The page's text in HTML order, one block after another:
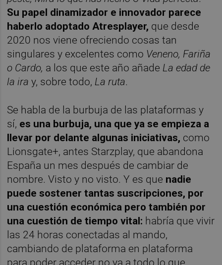
Su papel dinamizador e innovador parece
haberlo adoptado Atresplayer, que desde
2020 nos viene ofreciendo cosas tan
singulares y excelentes como Veneno, Fariña
o Cardo, a los que este año añade La edad de
la ira y, sobre todo, La ruta.
Se habla de la burbuja de las plataformas y
sí, es una burbuja, una que ya se empieza a
llevar por delante algunas iniciativas, como
Lionsgate+, antes Starzplay, que abandona
España un mes después de cambiar de
nombre. Visto y no visto. Y es que nadie
puede sostener tantas suscripciones, por
una cuestión económica pero también por
una cuestión de tiempo vital: habría que vivir
las 24 horas conectadas al mando,
cambiando de plataforma en plataforma